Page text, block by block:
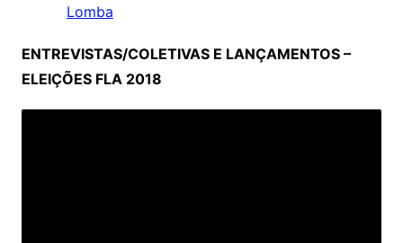
Lomba
ENTREVISTAS/COLETIVAS E LANÇAMENTOS –
ELEIÇÕES FLA 2018